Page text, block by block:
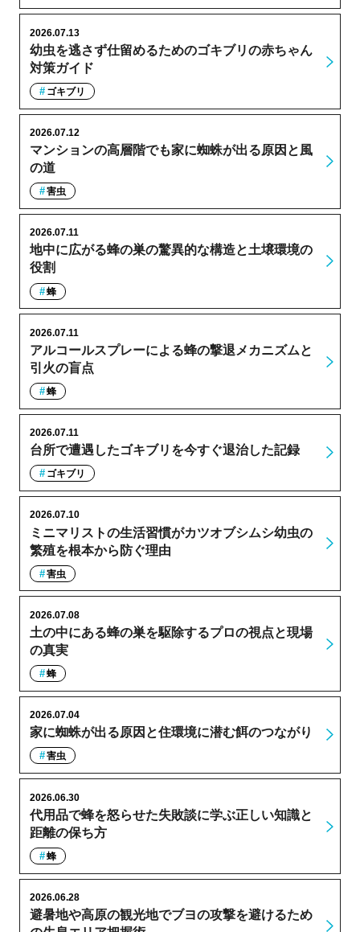
幼虫を逃さず仕留めるためのゴキブリの赤ちゃん
対策ガイド
2026.07.13
ゴキブリ
マンションの高層階でも家に蜘蛛が出る原因と風
の道
2026.07.12
害虫
地中に広がる蜂の巣の驚異的な構造と土壌環境の
役割
2026.07.11
蜂
アルコールスプレーによる蜂の撃退メカニズムと
引火の盲点
2026.07.11
蜂
台所で遭遇したゴキブリを今すぐ退治した記録
2026.07.11
ゴキブリ
ミニマリストの生活習慣がカツオブシムシ幼虫の
繁殖を根本から防ぐ理由
2026.07.10
害虫
土の中にある蜂の巣を駆除するプロの視点と現場
の真実
2026.07.08
蜂
家に蜘蛛が出る原因と住環境に潜む餌のつながり
2026.07.04
害虫
代用品で蜂を怒らせた失敗談に学ぶ正しい知識と
距離の保ち方
2026.06.30
蜂
避暑地や高原の観光地でブヨの攻撃を避けるため
2026.06.28